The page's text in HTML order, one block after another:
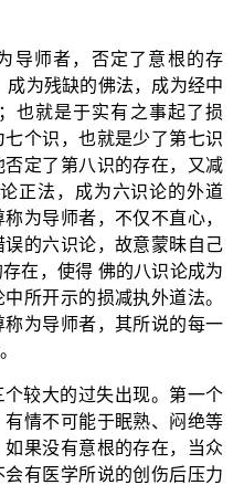
导师者，否定了意根的存
为残缺的佛法，成为经中
也就是于实有之事起了损
个识，也就是少了第七识
定了第八识的存在，又减
正法，成为六识论的外道
为导师者，不仅不直心，
的六识论，故意蒙昧自己
在，使得 佛的八识论成为
所开示的损减执外道法。
为导师者，其所说的每一
较大的过失出现。第一个
情不可能于眠熟、闷绝等
果没有意根的存在，当众
有医学所说的创伤后压力